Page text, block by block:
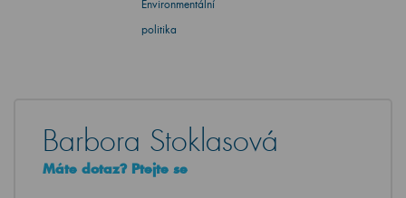
Environmentální
politika
Barbora Stoklasová
Máte dotaz? Ptejte se